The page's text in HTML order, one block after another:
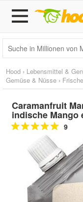
Hood › Lebensmittel &
Gemüse & Nüsse ›
Caramanfruit
indische Mango
9